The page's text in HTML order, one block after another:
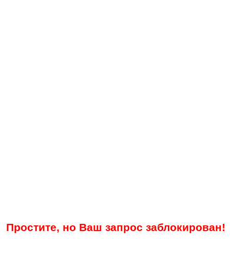
Простите, но Ваш запрос заблокирован!